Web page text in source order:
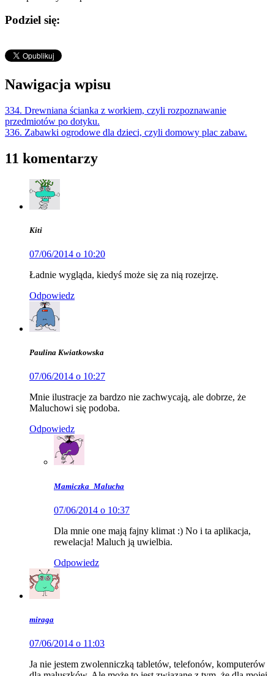
Podziel się:
Nawigacja wpisu
334. Drewniana ścianka z workiem, czyli rozpoznawanie
przedmiotów po dotyku.
336. Zabawki ogrodowe dla dzieci, czyli domowy plac zabaw.
11 komentarzy
Kiti
07/06/2014 o 10:20
Ładnie wygląda, kiedyś może się za nią rozejrzę.
Odpowiedz
Paulina Kwiatkowska
07/06/2014 o 10:27
Mnie ilustracje za bardzo nie zachwycają, ale dobrze, że
Maluchowi się podoba.
Odpowiedz
Mamiczka_Malucha
07/06/2014 o 10:37
Dla mnie one mają fajny klimat :) No i ta aplikacja,
rewelacja! Maluch ją uwielbia.
Odpowiedz
miraga
07/06/2014 o 11:03
Ja nie jestem zwolenniczką tabletów, telefonów, komputerów